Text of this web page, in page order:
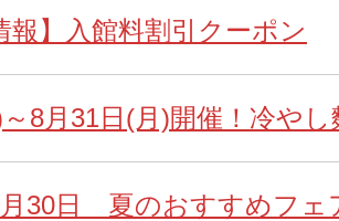
報】入館料割引クーポン
8月31日(月)開催！冷や
月30日 夏のおすすめフェ